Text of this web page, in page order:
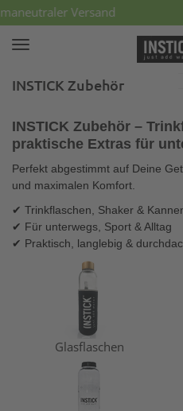
Versand
Toggle
INSTICK Zubehör
INSTICK Zubehör –
praktische Extras für
Perfekt abgestimmt auf Deine
und maximalen Komfort.
✔ Trinkflaschen, Shaker &
✔ Für unterwegs, Sport & Alltag
✔ Praktisch, langlebig &
Glasflaschen